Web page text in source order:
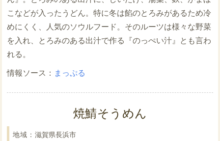
こなどが入ったうどん。特に冬は餡のとろみがあるため冷
めにくく、人気のソウルフード。そのルーツは様々な野菜
を入れ、とろみのある出汁で作る『のっぺい汁』とも言わ
れる。
まっぷる
焼鯖そうめん
滋賀県長浜市